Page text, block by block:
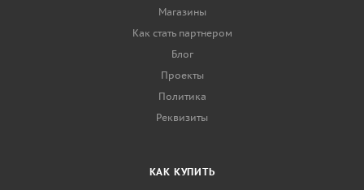
Магазины
Как стать партнером
Блог
Проекты
Политика
Реквизиты
КАК КУПИТЬ